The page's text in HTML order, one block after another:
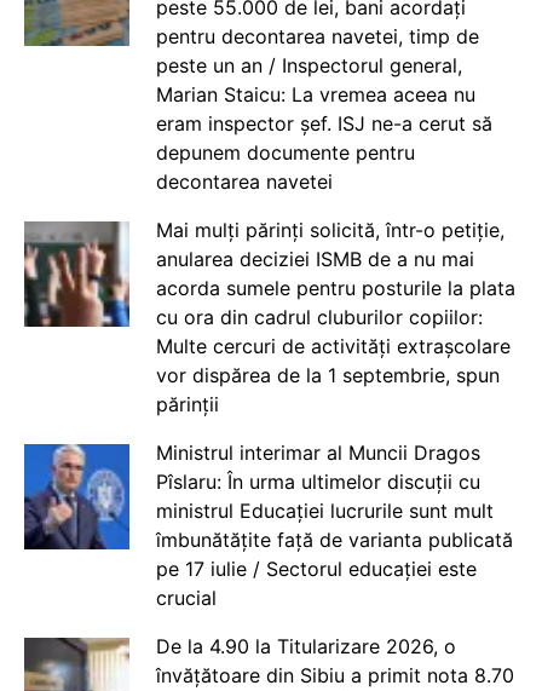
peste 55.000 de lei, bani acordați
pentru decontarea navetei, timp de
peste un an / Inspectorul general,
Marian Staicu: La vremea aceea nu
eram inspector șef. ISJ ne-a cerut să
depunem documente pentru
decontarea navetei
Mai mulți părinți solicită, într-o petiție,
anularea deciziei ISMB de a nu mai
acorda sumele pentru posturile la plata
cu ora din cadrul cluburilor copiilor:
Multe cercuri de activități extrașcolare
vor dispărea de la 1 septembrie, spun
părinții
Ministrul interimar al Muncii Dragos
Pîslaru: În urma ultimelor discuții cu
ministrul Educației lucrurile sunt mult
îmbunătățite față de varianta publicată
pe 17 iulie / Sectorul educației este
crucial
De la 4.90 la Titularizare 2026, o
învățătoare din Sibiu a primit nota 8.70